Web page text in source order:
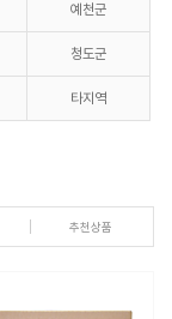
예천군
청도군
타지역
추천상품